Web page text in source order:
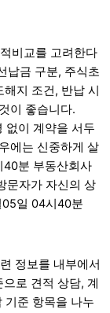
비교를 고려한다
납금 구분, 주식초
지 조건, 반납 시
이 좋습니다.
이 계약을 서두
에는 신중하게 살
분 부동산회사
문자가 자신의 상
일 04시40분
정보를 내부에서
로 견적 상담, 계
기준 항목을 나누